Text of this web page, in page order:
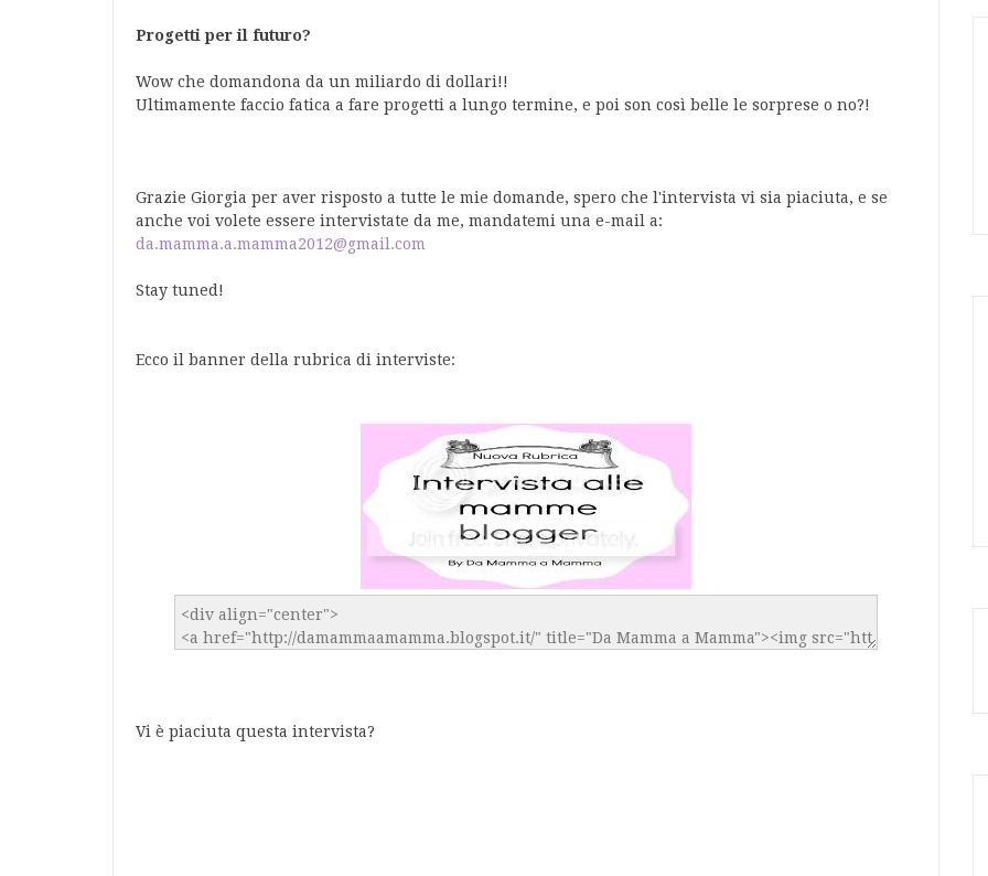
Progetti per il futuro?
Wow che domandona da un miliardo di dollari!!
Ultimamente faccio fatica a fare progetti a lungo termine, e poi son così belle le sorprese o no?!
Grazie Giorgia per aver risposto a tutte le mie domande, spero che l'intervista vi sia piaciuta, e se
anche voi volete essere intervistate da me, mandatemi una e-mail a:
da.mamma.a.mamma2012@gmail.com
Stay tuned!
Ecco il banner della rubrica di interviste:
Vi è piaciuta questa intervista?